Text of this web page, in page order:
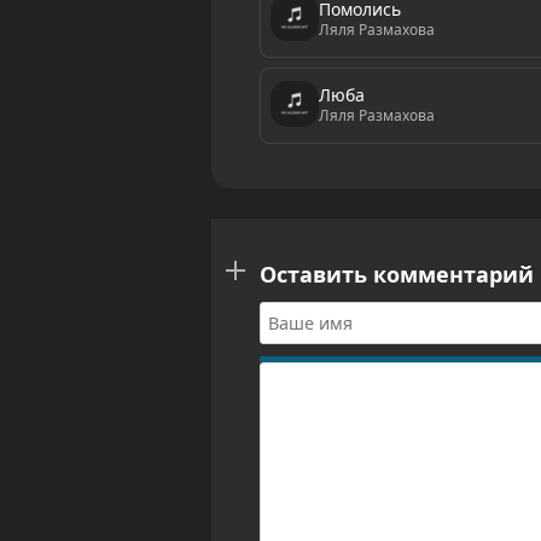
Помолись
Ляля Размахова
Люба
Ляля Размахова
Оставить комментарий